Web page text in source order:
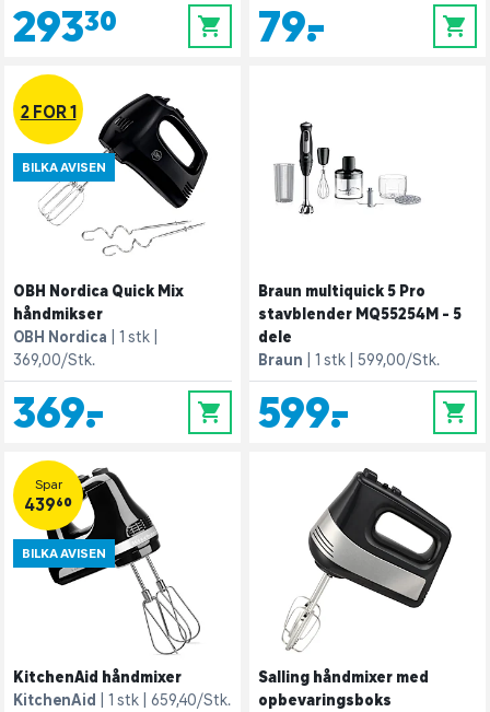
293,30 0 79,- 0
2 FOR 1
BILKA AVISEN
OBH Nordica Quick Mix
håndmikser
OBH Nordica
1 stk
369,00/Stk.
369,- 0
Braun multiquick 5 Pro
stavblender MQ55254M - 5
dele
Braun
1 stk 599,00/Stk.
599,- 0
Spar
439,60
BILKA AVISEN
KitchenAid håndmixer
KitchenAid
1 stk 659,40/Stk.
Salling håndmixer med
opbevaringsboks